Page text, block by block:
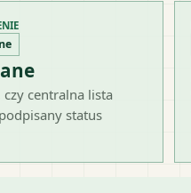
czy centralna lista
status